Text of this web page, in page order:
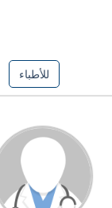
للأطباء